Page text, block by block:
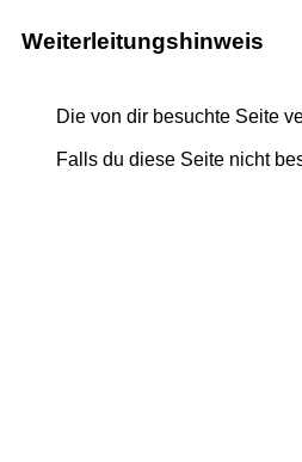
Weiterleitungshinweis
Die von dir besuchte Seite
Falls du diese Seite nicht